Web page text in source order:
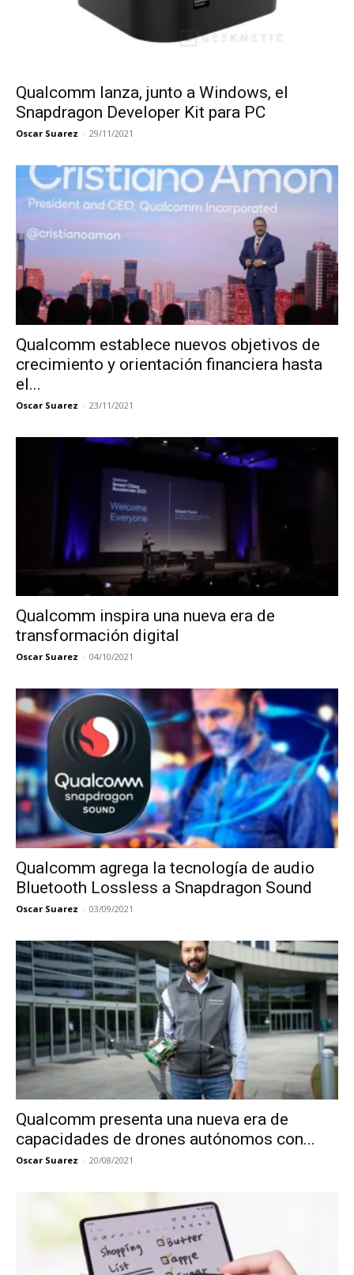
Qualcomm lanza, junto a Windows, el
Snapdragon Developer Kit para PC
Oscar Suarez - 29/11/2021
Qualcomm establece nuevos objetivos de
crecimiento y orientación financiera hasta
el...
Oscar Suarez - 23/11/2021
Qualcomm inspira una nueva era de
transformación digital
Oscar Suarez - 04/10/2021
Qualcomm agrega la tecnología de audio
Bluetooth Lossless a Snapdragon Sound
Oscar Suarez - 03/09/2021
Qualcomm presenta una nueva era de
capacidades de drones autónomos con...
Oscar Suarez - 20/08/2021